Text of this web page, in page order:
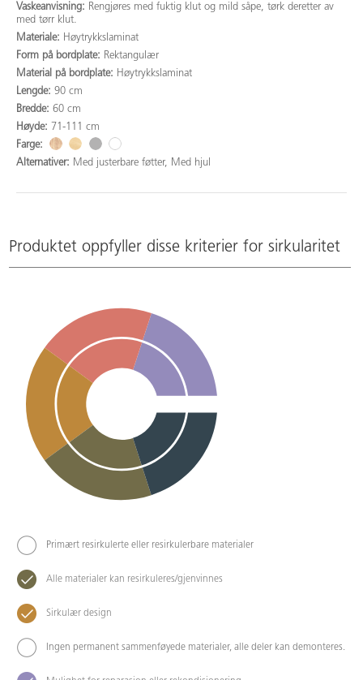
Vaskeanvisning: Rengjøres med fuktig klut og mild såpe, tørk deretter av
med tørr klut.
Materiale: Høytrykkslaminat
Form på bordplate: Rektangulær
Material på bordplate: Høytrykkslaminat
Lengde: 90 cm
Bredde: 60 cm
Høyde: 71-111 cm
Farge:
Alternativer: Med justerbare føtter, Med hjul
Produktet oppfyller disse kriterier for sirkularitet
Primært resirkulerte eller resirkulerbare materialer
Alle materialer kan resirkuleres/gjenvinnes
Sirkulær design
Ingen permanent sammenføyede materialer, alle deler kan demonteres.